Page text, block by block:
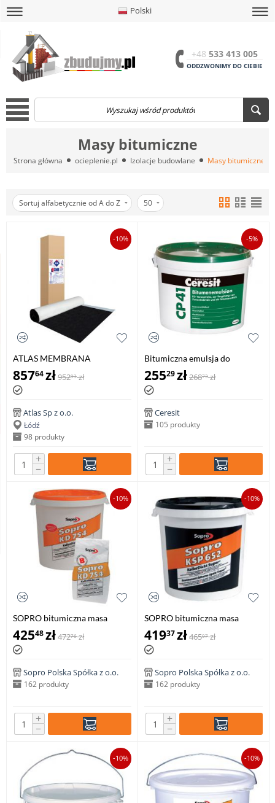
Polski
+48 533 413 005
ODDZWONIMY DO CIEBIE
menu
Masy bitumiczne
Strona główna ocieplenie.pl Izolacje budowlane Masy bitumiczne
menu
Sortuj alfabetycznie od A do Z 50
-10%
ATLAS MEMBRANA
BITUMICZNA SMB - asfaltowa
papa samoprzylepna, 15 mb
85764zł95293 zł
Atlas Sp z o.o.
Łódź
98 produkty
+
−
-5%
Bitumiczna emulsja do
gruntowania podłoży Ceresit
CP 41, 10 kg
25529zł26873 zł
Ceresit
105 produkty
+
−
-10%
SOPRO bitumiczna masa
uszczelniająca
dwuskładnikowa KD 754, 30
litr
42548zł47276 zł
Sopro Polska Spółka z o.o.
162 produkty
+
−
-10%
SOPRO bitumiczna masa
uszczelniająca KSP 652, 30 litr
41937zł46597 zł
Sopro Polska Spółka z o.o.
162 produkty
+
−
-10% -10%
menu